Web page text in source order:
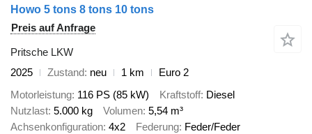
Howo 5 tons 8 tons 10 tons
Preis auf Anfrage
Pritsche LKW
2025
Zustand neu 1 km
Euro 2
Motorleistung 116 PS (85 kW) Kraftstoff Diesel
Nutzlast 5.000 kg Volumen 5,54 m³
Achsenkonfiguration 4x2 Federung Feder/Feder